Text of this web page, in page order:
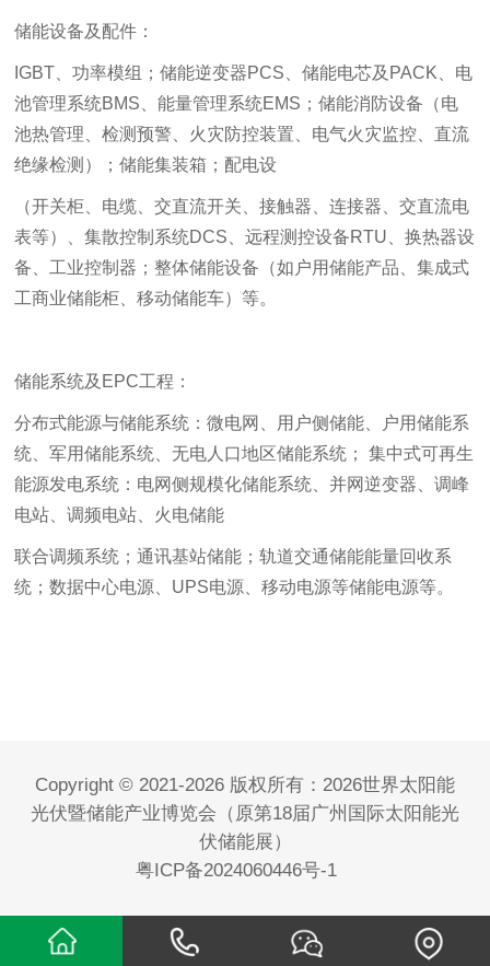
储能设备及配件：
IGBT、功率模组；储能逆变器PCS、储能电芯及PACK、电
池管理系统BMS、能量管理系统EMS；储能消防设备（电
池热管理、检测预警、火灾防控装置、电气火灾监控、直流
绝缘检测）；储能集装箱；配电设
（开关柜、电缆、交直流开关、接触器、连接器、交直流电
表等）、集散控制系统DCS、远程测控设备RTU、换热器设
备、工业控制器；整体储能设备（如户用储能产品、集成式
工商业储能柜、移动储能车）等。
储能系统及EPC工程：
分布式能源与储能系统：微电网、用户侧储能、户用储能系
统、军用储能系统、无电人口地区储能系统； 集中式可再生
能源发电系统：电网侧规模化储能系统、并网逆变器、调峰
电站、调频电站、火电储能
联合调频系统；通讯基站储能；轨道交通储能能量回收系
统；数据中心电源、UPS电源、移动电源等储能电源等。
Copyright © 2021-2026 版权所有：2026世界太阳能
光伏暨储能产业博览会（原第18届广州国际太阳能光
伏储能展）
粤ICP备2024060446号-1